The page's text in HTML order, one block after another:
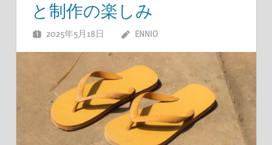
と制作の楽しみ
2025年5月18日 ENNIO